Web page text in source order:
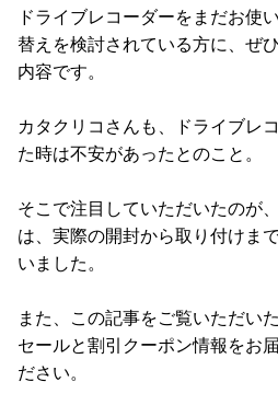
ドライブレコーダーをまだお使
替えを検討されている方に、ぜ
内容です。
カタクリコさんも、ドライブレ
た時は不安があったとのこと。
そこで注目していただいたのが
は、実際の開封から取り付けま
いました。
また、この記事をご覧いただい
セールと割引クーポン情報をお
ださい。